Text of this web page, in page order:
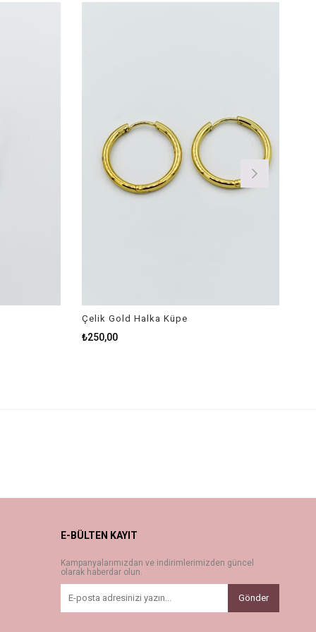
Çelik Gold Halka Küpe
₺250,00
E-BÜLTEN KAYIT
Kampanyalarımızdan ve indirimlerimizden güncel
olarak haberdar olun.
Gönder